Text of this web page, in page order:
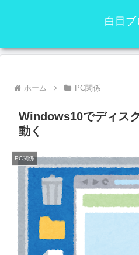
白目ブ
ホーム PC関係
Windows10でディス
動く
PC関係